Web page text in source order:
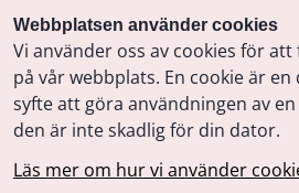
Webbplatsen använder cookies
Vi använder oss av cookies för
på vår webbplats. En cookie är
syfte att göra användningen av
den är inte skadlig för din dator.
Läs mer om hur vi använder